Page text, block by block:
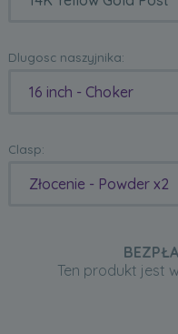
Dlugosc naszyjnika:
16 inch - Choker
Clasp:
Złocenie - Powder x2
Ten produkt jest